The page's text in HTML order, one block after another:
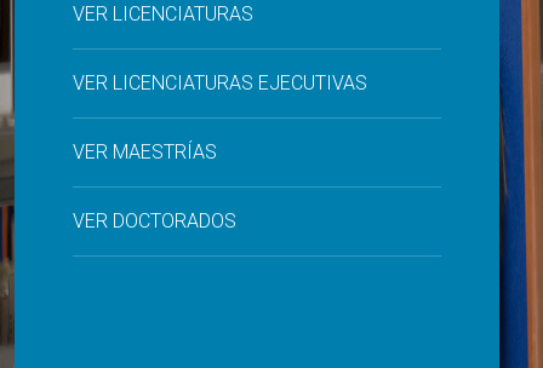
VER LICENCIATURAS
VER LICENCIATURAS EJECUTIVAS
VER MAESTRÍAS
VER DOCTORADOS